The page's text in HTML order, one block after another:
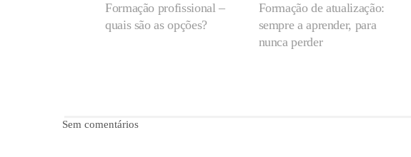
Formação profissional –
quais são as opções?
Formação de atualização:
sempre a aprender, para
nunca perder
Sem comentários